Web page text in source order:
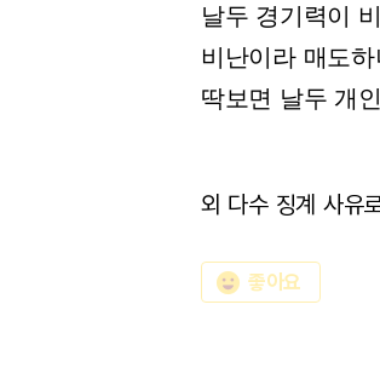
날두 경기력이
비난이라 매도
딱보면 날두 개
외 다수 징계 사유
emoji_emotions 좋아요